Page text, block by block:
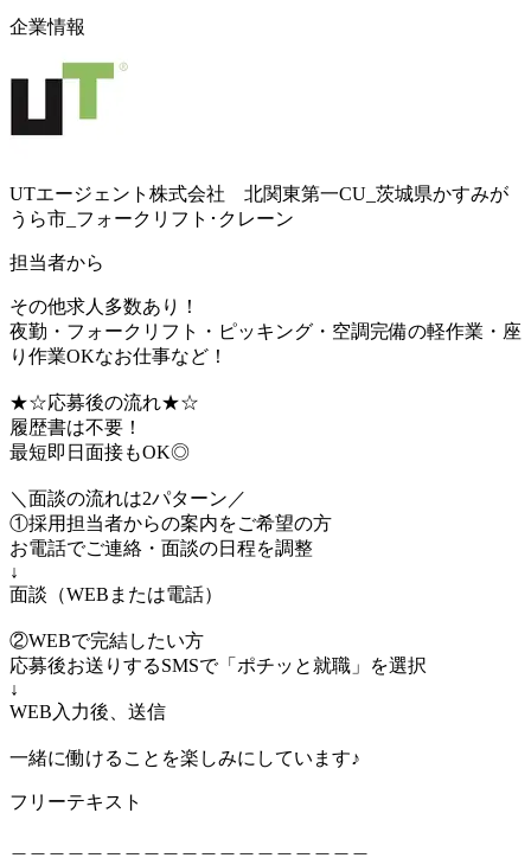
企業情報
UTエージェント株式会社 北関東第一CU_茨城県かすみが
うら市_フォークリフト･クレーン
担当者から
その他求人多数あり！
夜勤・フォークリフト・ピッキング・空調完備の軽作業・座
り作業OKなお仕事など！
★☆応募後の流れ★☆
履歴書は不要！
最短即日面接もOK◎
＼面談の流れは2パターン／
①採用担当者からの案内をご希望の方
お電話でご連絡・面談の日程を調整
↓
面談（WEBまたは電話）
②WEBで完結したい方
応募後お送りするSMSで「ポチッと就職」を選択
↓
WEB入力後、送信
一緒に働けることを楽しみにしています♪
フリーテキスト